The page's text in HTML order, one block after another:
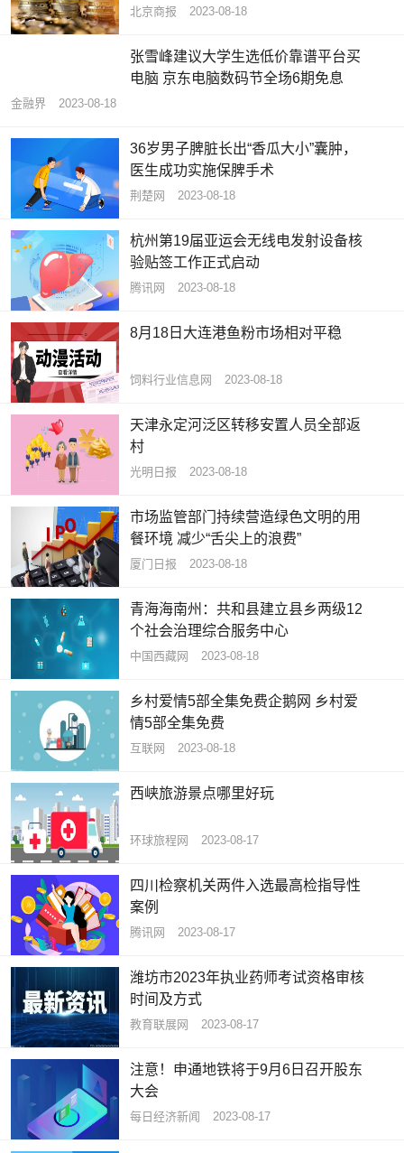
北京商报 2023-08-18
张雪峰建议大学生选低价靠谱平台买
电脑 京东电脑数码节全场6期免息
金融界 2023-08-18
36岁男子脾脏长出“香瓜大小”囊肿，
医生成功实施保脾手术
荆楚网 2023-08-18
杭州第19届亚运会无线电发射设备核
验贴签工作正式启动
腾讯网 2023-08-18
8月18日大连港鱼粉市场相对平稳
饲料行业信息网 2023-08-18
天津永定河泛区转移安置人员全部返
村
光明日报 2023-08-18
市场监管部门持续营造绿色文明的用
餐环境 减少“舌尖上的浪费”
厦门日报 2023-08-18
青海海南州：共和县建立县乡两级12
个社会治理综合服务中心
中国西藏网 2023-08-18
乡村爱情5部全集免费企鹅网 乡村爱
情5部全集免费
互联网 2023-08-18
西峡旅游景点哪里好玩
环球旅程网 2023-08-17
四川检察机关两件入选最高检指导性
案例
腾讯网 2023-08-17
潍坊市2023年执业药师考试资格审核
时间及方式
教育联展网 2023-08-17
注意！申通地铁将于9月6日召开股东
大会
每日经济新闻 2023-08-17